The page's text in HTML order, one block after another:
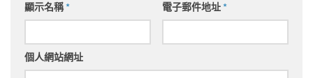
顯示名稱* 電子郵件地址*
個人網站網址